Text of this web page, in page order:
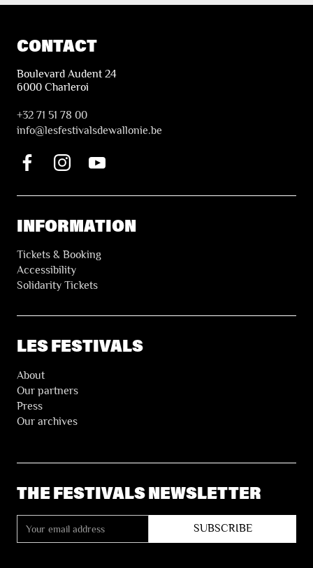
CONTACT
Boulevard Audent 24
6000 Charleroi
+32 71 51 78 00
info@lesfestivalsdewallonie.be
INFORMATION
Tickets & Booking
Accessibility
Solidarity Tickets
LES FESTIVALS
About
Our partners
Press
Our archives
THE FESTIVALS NEWSLETTER